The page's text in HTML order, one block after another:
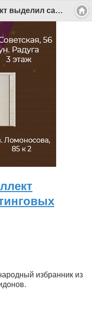
Искусственный интеллект выделил самых рейтинговых депутатов Госдумы - Беломорканал Северодвинск tv29.ru
избранник из